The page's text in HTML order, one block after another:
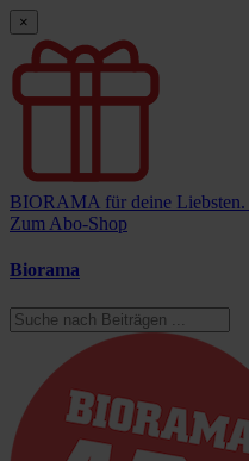
×
BIORAMA für deine Liebsten.
Zum Abo-Shop
Biorama